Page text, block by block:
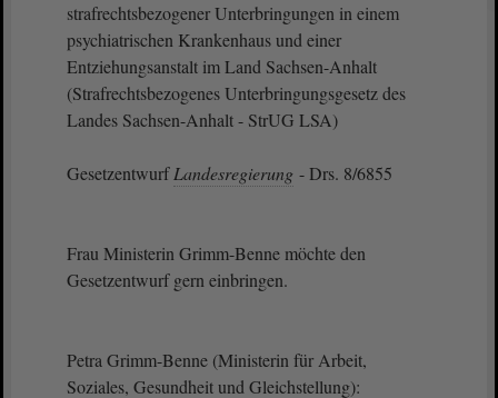
strafrechtsbezogener Unterbringungen in einem
psychiatrischen Krankenhaus und einer
Entziehungsanstalt im Land Sachsen-Anhalt
(Strafrechtsbezogenes Unterbringungsgesetz des
Landes Sachsen-Anhalt - StrUG LSA)
GesetzentwurfLandesregierung - Drs. 8/6855
Frau Ministerin Grimm-Benne möchte den
Gesetzentwurf gern einbringen.
Petra Grimm-Benne (Ministerin für Arbeit,
Soziales, Gesundheit und Gleichstellung):